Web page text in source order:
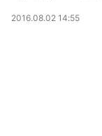
2016.08.02 14:55